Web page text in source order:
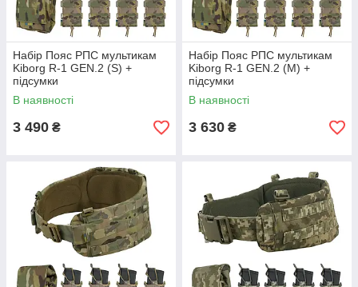
Набір Пояс РПС мультикам
Kiborg R-1 GEN.2 (S) +
підсумки
В наявності
3 490 ₴
Набір Пояс РПС мультикам
Kiborg R-1 GEN.2 (M) +
підсумки
В наявності
3 630 ₴